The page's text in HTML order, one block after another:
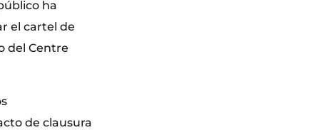
ha
el cartel de
del Centre
de clausura